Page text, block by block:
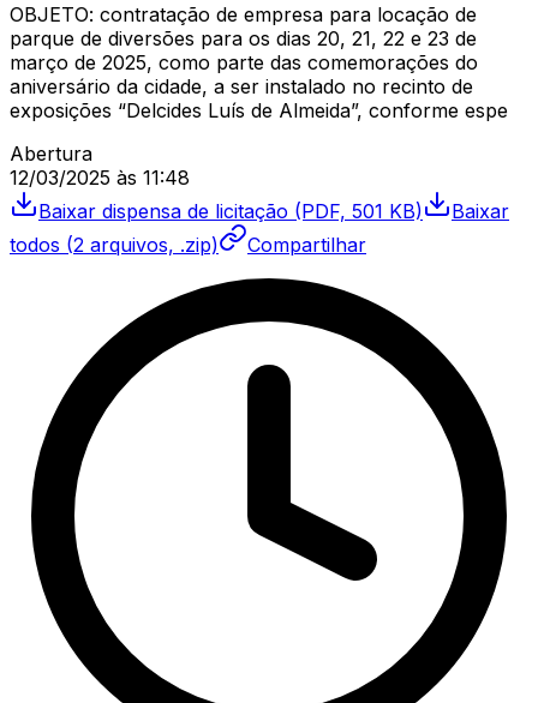
OBJETO: contratação de empresa para locação de
parque de diversões para os dias 20, 21, 22 e 23 de
março de 2025, como parte das comemorações do
aniversário da cidade, a ser instalado no recinto de
exposições “Delcides Luís de Almeida”, conforme espe
Abertura
12/03/2025 às 11:48
Baixar dispensa de licitação (PDF, 501 KB)
Baixar
todos (2 arquivos, .zip) Compartilhar